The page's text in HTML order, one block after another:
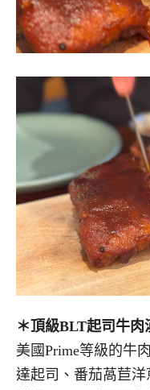
＊頂級BLT起司牛肉
美國Prime等級的牛
達起司、番茄萵苣